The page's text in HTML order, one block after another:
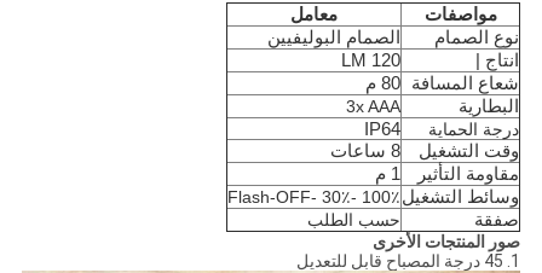
مواصفات
معامل
نوع الصمام
الصمام البوليفيين
انتاج |
120 LM
شعاع المسافة 80 م
البطارية
3x AAA
درجة الحماية
IP64
وقت التشغيل
8 ساعات
مقاومة التأثير
1 م
وسائط التشغيل100٪ -30٪ -Flash-OFF
صفقة
حسب الطلب
صور المنتجات الأخرى
1. 45 درجة المصباح قابل للتعديل